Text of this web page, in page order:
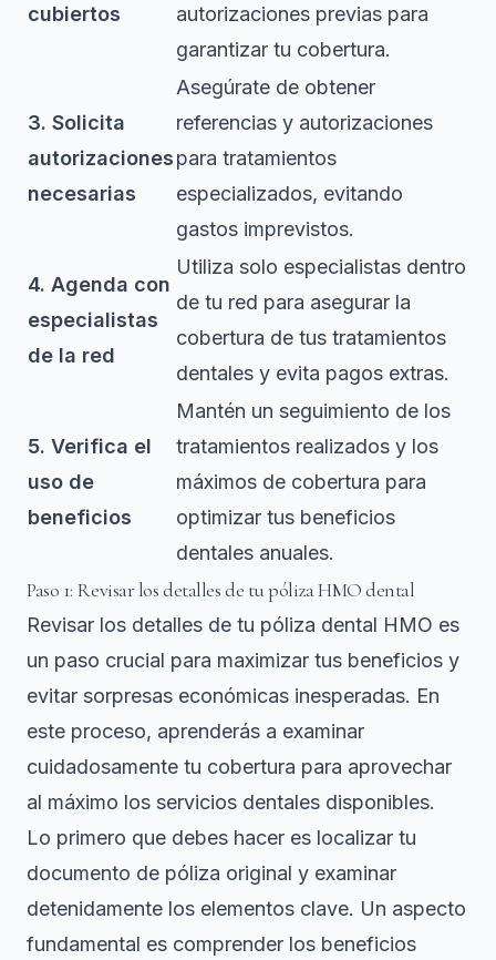
cubiertos
autorizaciones previas para
garantizar tu cobertura.
3. Solicita
autorizaciones
necesarias
Asegúrate de obtener
referencias y autorizaciones
para tratamientos
especializados, evitando
gastos imprevistos.
4. Agenda con
especialistas
de la red
Utiliza solo especialistas dentro
de tu red para asegurar la
cobertura de tus tratamientos
dentales y evita pagos extras.
5. Verifica el
uso de
beneficios
Mantén un seguimiento de los
tratamientos realizados y los
máximos de cobertura para
optimizar tus beneficios
dentales anuales.
Paso 1: Revisar los detalles de tu póliza HMO dental
Revisar los detalles de tu póliza dental HMO es
un paso crucial para maximizar tus beneficios y
evitar sorpresas económicas inesperadas. En
este proceso, aprenderás a examinar
cuidadosamente tu cobertura para aprovechar
al máximo los servicios dentales disponibles.
Lo primero que debes hacer es localizar tu
documento de póliza original y examinar
detenidamente los elementos clave. Un aspecto
fundamental es comprender los beneficios